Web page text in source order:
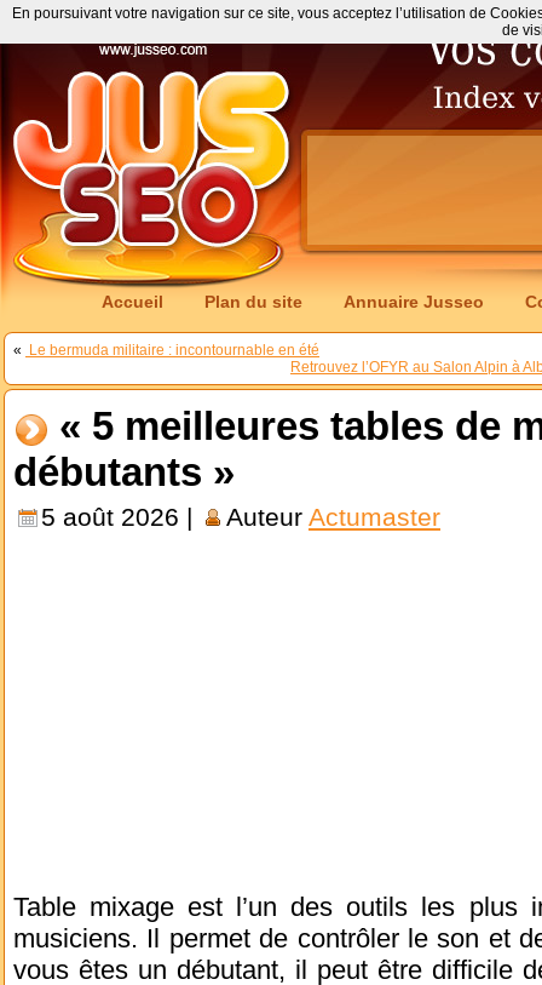
Accueil Plan du site Annuaire Jusseo
«
Le bermuda militaire : incontournable en été
Retrouvez l’OFYR au Salon Alpin à
« 5 meilleures tables de
débutants »
5 août 2026 | Auteur Actumaster
Table mixage est l’un des outils les plus
musiciens. Il permet de contrôler le son et
vous êtes un débutant, il peut être difficile
En poursuivant votre navigation sur ce site, vous acceptez l’utilisation de
de